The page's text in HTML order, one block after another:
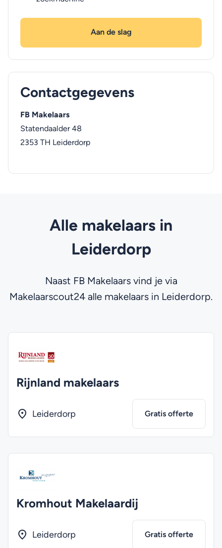
Aan de slag
Contactgegevens
FB Makelaars
Statendaalder 48
2353 TH Leiderdorp
Alle makelaars in
Leiderdorp
Naast FB Makelaars vind je via
Makelaarscout24 alle makelaars in Leiderdorp.
Rijnland makelaars
Leiderdorp Gratis offerte
Kromhout Makelaardij
Leiderdorp Gratis offerte